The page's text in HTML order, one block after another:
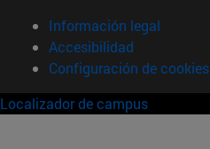
Información legal
Accesibilidad
Configuración de cookies
Localizador de campus